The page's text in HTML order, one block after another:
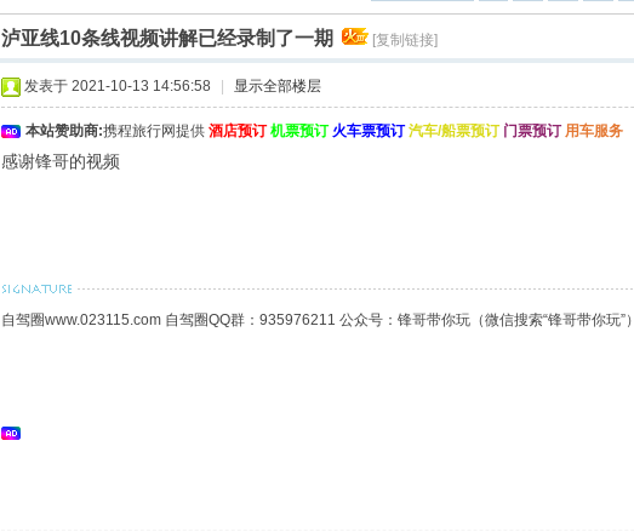
泸亚线10条线视频讲解已经录制了一期 [复制链接]
发表于 2021-10-13 14:56:58 显示全部楼层
本站赞助商:携程旅行网提供 酒店预订 机票预订 火车票预订 汽车/船票预订 门票预订 用车服务
感谢锋哥的视频
自驾圈www.023115.com 自驾圈QQ群：935976211 公众号：锋哥带你玩（微信搜索“锋哥带你玩”